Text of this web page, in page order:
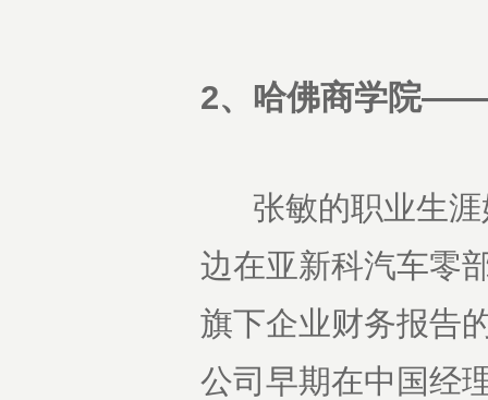
2、哈佛商学院——
张敏的职业生涯
边在亚新科汽车零
旗下企业财务报告
公司早期在中国经